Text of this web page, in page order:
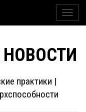
НОВОСТИ
практики |